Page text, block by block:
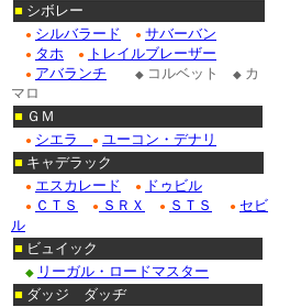
■ シボレー
● シルバラード ● サバーバン
● タホ ● トレイルブレーザー
● アバランチ ◆ コルベット ◆ カ
マロ
■ ＧＭ
● シエラ ● ユーコン・デナリ
■ キャデラック
● エスカレード ● ドゥビル
● ＣＴＳ ● ＳＲＸ ● ＳＴＳ ● セビ
ル
■ ビュイック
◆ リーガル・ロードマスター
■ ダッジ ダッヂ